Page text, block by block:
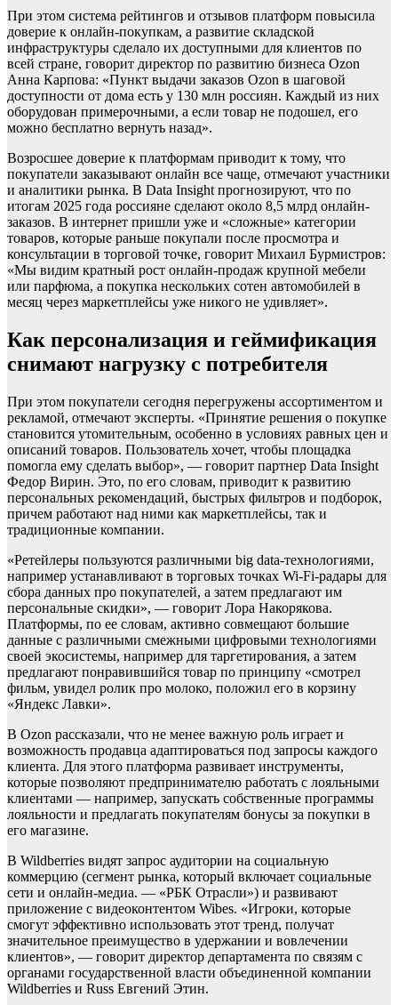
При этом система рейтингов и отзывов платформ повысила
доверие к онлайн-покупкам, а развитие складской
инфраструктуры сделало их доступными для клиентов по
всей стране, говорит директор по развитию бизнеса Ozon
Анна Карпова: «Пункт выдачи заказов Ozon в шаговой
доступности от дома есть у 130 млн россиян. Каждый из них
оборудован примерочными, а если товар не подошел, его
можно бесплатно вернуть назад».
Возросшее доверие к платформам приводит к тому, что
покупатели заказывают онлайн все чаще, отмечают участники
и аналитики рынка. В Data Insight прогнозируют, что по
итогам 2025 года россияне сделают около 8,5 млрд онлайн-
заказов. В интернет пришли уже и «сложные» категории
товаров, которые раньше покупали после просмотра и
консультации в торговой точке, говорит Михаил Бурмистров:
«Мы видим кратный рост онлайн-продаж крупной мебели
или парфюма, а покупка нескольких сотен автомобилей в
месяц через маркетплейсы уже никого не удивляет».
Как персонализация и геймификация
снимают нагрузку с потребителя
При этом покупатели сегодня перегружены ассортиментом и
рекламой, отмечают эксперты. «Принятие решения о покупке
становится утомительным, особенно в условиях равных цен и
описаний товаров. Пользователь хочет, чтобы площадка
помогла ему сделать выбор», — говорит партнер Data Insight
Федор Вирин. Это, по его словам, приводит к развитию
персональных рекомендаций, быстрых фильтров и подборок,
причем работают над ними как маркетплейсы, так и
традиционные компании.
«Ретейлеры пользуются различными big data-технологиями,
например устанавливают в торговых точках Wi-Fi-радары для
сбора данных про покупателей, а затем предлагают им
персональные скидки», — говорит Лора Накорякова.
Платформы, по ее словам, активно совмещают большие
данные с различными смежными цифровыми технологиями
своей экосистемы, например для таргетирования, а затем
предлагают понравившийся товар по принципу «смотрел
фильм, увидел ролик про молоко, положил его в корзину
«Яндекс Лавки».
В Ozon рассказали, что не менее важную роль играет и
возможность продавца адаптироваться под запросы каждого
клиента. Для этого платформа развивает инструменты,
которые позволяют предпринимателю работать с лояльными
клиентами — например, запускать собственные программы
лояльности и предлагать покупателям бонусы за покупки в
его магазине.
В Wildberries видят запрос аудитории на социальную
коммерцию (сегмент рынка, который включает социальные
сети и онлайн-медиа. — «РБК Отрасли») и развивают
приложение с видеоконтентом Wibes. «Игроки, которые
смогут эффективно использовать этот тренд, получат
значительное преимущество в удержании и вовлечении
клиентов», — говорит директор департамента по связям с
органами государственной власти объединенной компании
Wildberries и Russ Евгений Этин.